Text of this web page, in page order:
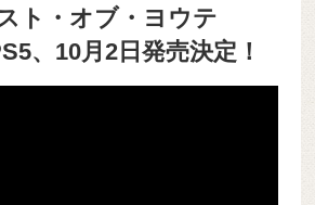
ト・オブ・ヨウテ
、10月2日発売決定！